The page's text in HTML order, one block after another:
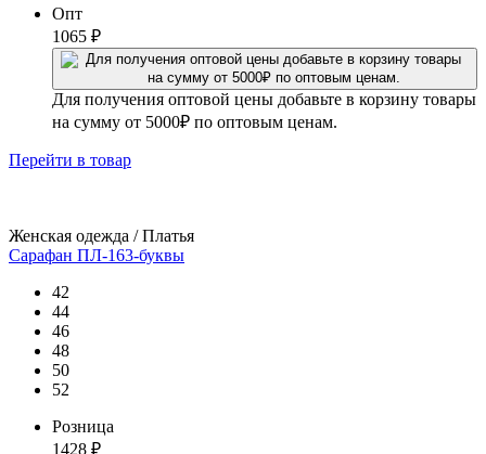
Опт
1065 ₽
Для получения оптовой цены добавьте в корзину товары
на сумму от 5000₽ по оптовым ценам.
Перейти в товар
Женская одежда / Платья
Сарафан ПЛ-163-буквы
42
44
46
48
50
52
Розница
1428 ₽